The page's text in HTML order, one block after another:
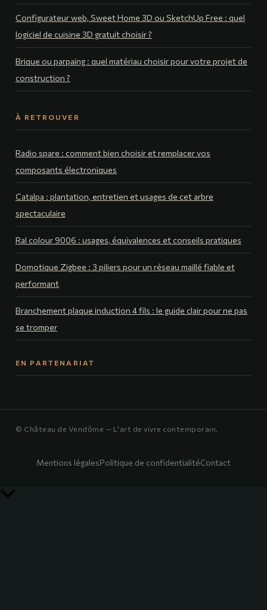
Configurateur web, Sweet Home 3D ou SketchUp Free : quel
logiciel de cuisine 3D gratuit choisir ?
Brique ou parpaing : quel matériau choisir pour votre projet de
construction ?
À RETROUVER
Radio spare : comment bien choisir et remplacer vos
composants électroniques
Catalpa : plantation, entretien et usages de cet arbre
spectaculaire
Ral colour 9006 : usages, équivalences et conseils pratiques
Domotique Zigbee : 3 piliers pour un réseau maillé fiable et
performant
Branchement plaque induction 4 fils : le guide clair pour ne pas
se tromper
EN PARTENARIAT
© Château de Vendôme — L'art de vivre contemporain.
Mentions légalesPolitique de confidentialitéContact